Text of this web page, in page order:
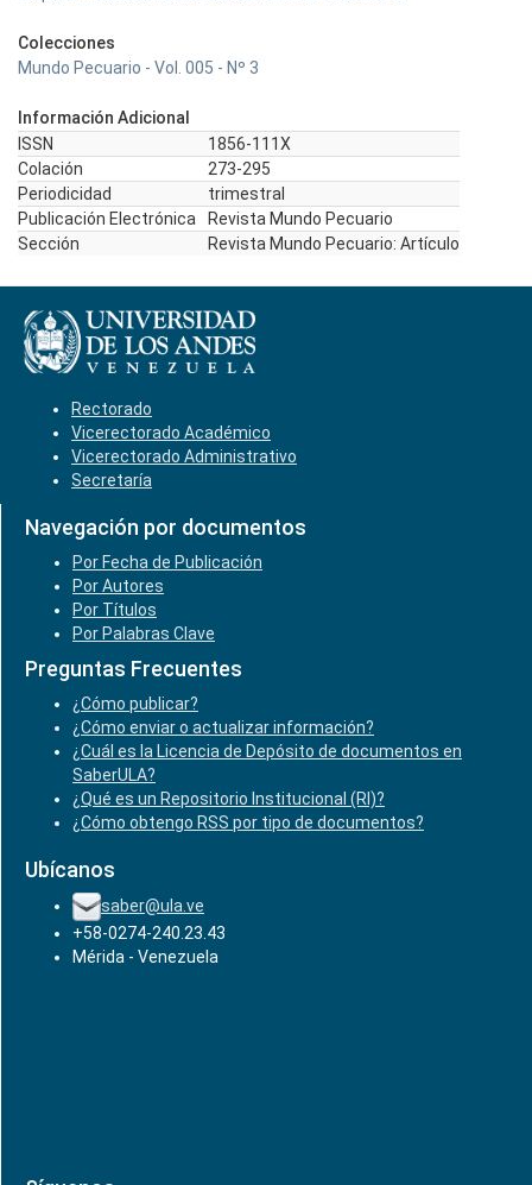
Colecciones
Mundo Pecuario - Vol. 005 - Nº 3
Información Adicional
ISSN
1856-111X
Colación
273-295
Periodicidad
trimestral
Publicación Electrónica
Revista Mundo Pecuario
Sección
Revista Mundo Pecuario: Artículo
Rectorado
Vicerectorado Académico
Vicerectorado Administrativo
Secretaría
Navegación por documentos
Por Fecha de Publicación
Por Autores
Por Títulos
Por Palabras Clave
Preguntas Frecuentes
¿Cómo publicar?
¿Cómo enviar o actualizar información?
¿Cuál es la Licencia de Depósito de documentos en
SaberULA?
¿Qué es un Repositorio Institucional (RI)?
¿Cómo obtengo RSS por tipo de documentos?
Ubícanos
saber@ula.ve
+58-0274-240.23.43
Mérida - Venezuela